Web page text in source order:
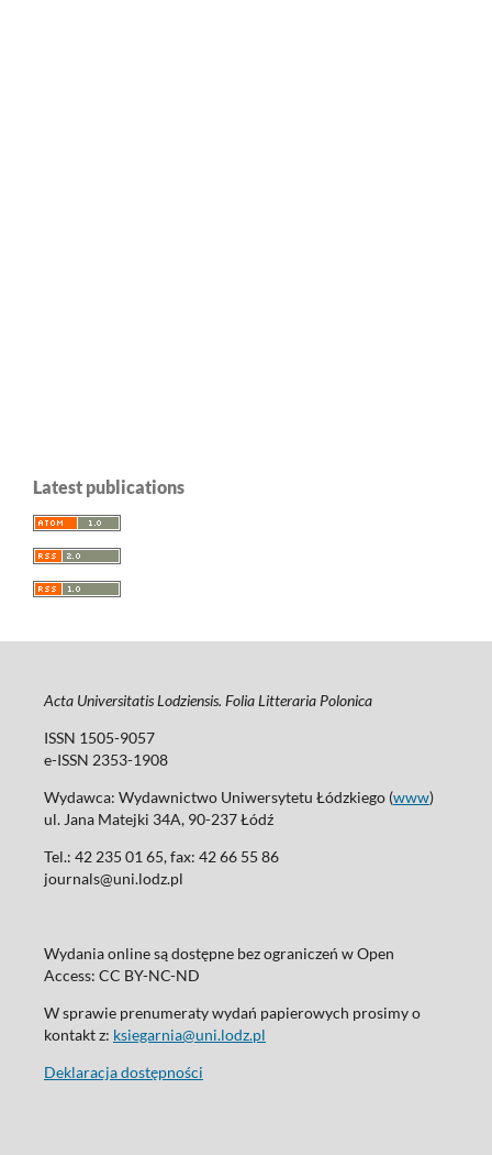
Latest publications
Acta Universitatis Lodziensis. Folia Litteraria Polonica
ISSN 1505-9057
e-ISSN 2353-1908
Wydawca: Wydawnictwo Uniwersytetu Łódzkiego (www)
ul. Jana Matejki 34A, 90-237 Łódź
Tel.: 42 235 01 65, fax: 42 66 55 86
journals@uni.lodz.pl
Wydania online są dostępne bez ograniczeń w Open
Access: CC BY-NC-ND
W sprawie prenumeraty wydań papierowych prosimy o
kontakt z: ksiegarnia@uni.lodz.pl
Deklaracja dostępności